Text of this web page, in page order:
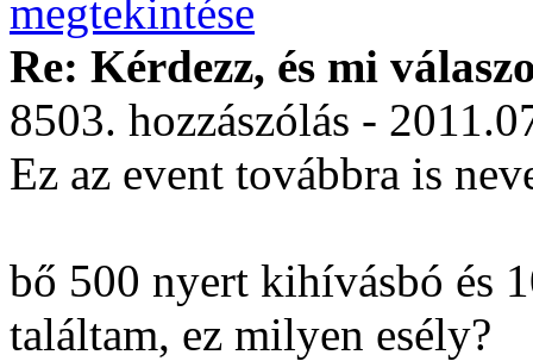
Re: Kérdezz, és mi
8503. hozzászólás -
Ez az event továbbra is
bő 500 nyert kihívásbó és
találtam, ez milyen esély?